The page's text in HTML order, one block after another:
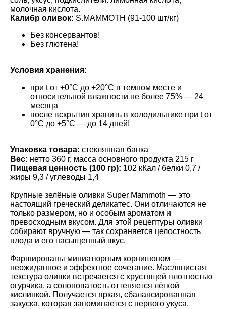
молочная кислота.
Калибр оливок: S.MAMMOTH (91-100 шт/кг)
Без консервантов!
Без глютена!
Условия хранения:
при t от +0°С до +20°С в темном месте и
относительной влажности не более 75% — 24
месяца
после вскрытия хранить в холодильнике при t от
0°С до +5°С — до 14 дней!
Упаковка товара: стеклянная банка
Вес: нетто 360 г, масса основного продукта 215 г
Пищевая ценность (100 гр): 102 кКал / белки 0,7 /
жиры 9,3 / углеводы 1,4
Крупные зелёные оливки Super Mammoth — это
настоящий греческий деликатес. Они отличаются не
только размером, но и особым ароматом и
превосходным вкусом. Для этой рецептуры оливки
собирают вручную — так сохраняется целостность
плода и его насыщенный вкус.
Фаршированы миниатюрным корнишоном —
неожиданное и эффектное сочетание. Маслянистая
текстура оливки встречается с хрустящей плотностью
огурчика, а солоноватость оттеняется лёгкой
кислинкой. Получается яркая, сбалансированная
закуска, которая запоминается с первого укуса.